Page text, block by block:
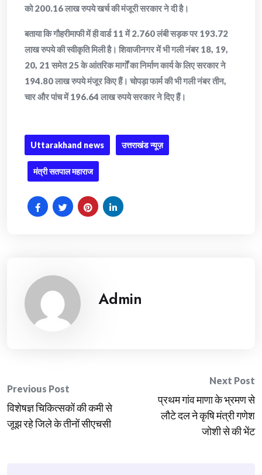
को 200.16 लाख रुपये खर्च की मंजूरी सरकार ने दी है।
बताया कि गौहरीमाफी में ही वार्ड 11 में 2.760 लंबी सड़क पर 193.72
लाख रुपये की स्वीकृति मिली है। शिवाजीनगर में भी गली नंबर 18, 19,
20, 21 समेत 25 के आंतरिक मार्गों का निर्माण कार्य के लिए सरकार ने
194.80 लाख रुपये मंजूर किए हैं। चोपड़ा फार्म की भी गली नंबर तीन,
चार और पांच में 196.64 लाख रुपये सरकार ने दिए हैं।
Uttarakhand news उत्तराखंड न्यूज़
मंत्री सतपाल महाराज
Admin
Post
navigation
Previous Post
विशेषज्ञ चिकित्सकों की कमी से
जूझ रहे जिले के तीनों सीएचसी
Next Post
प्रथम गांव माणा के भ्रमण से
लौटे दल ने कृषि मंत्री गणेश
जोशी से की भेंट